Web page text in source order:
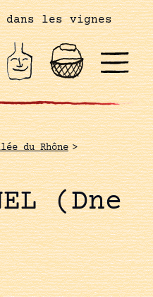
dans les vignes
du Rhône >
(Dne